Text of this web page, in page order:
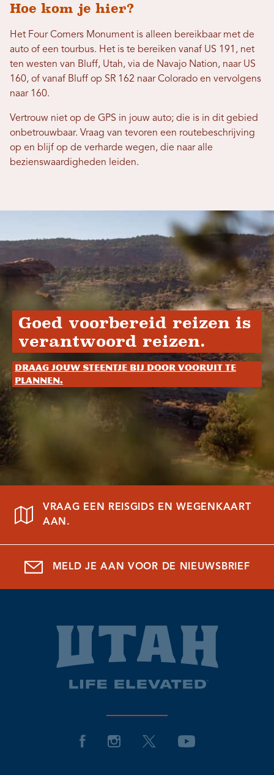
Hoe kom je hier?
Het Four Corners Monument is alleen bereikbaar met de
auto of een tourbus. Het is te bereiken vanaf US 191, net
ten westen van Bluff, Utah, via de Navajo Nation, naar US
160, of vanaf Bluff op SR 162 naar Colorado en vervolgens
naar 160.
Vertrouw niet op de GPS in jouw auto; die is in dit gebied
onbetrouwbaar. Vraag van tevoren een routebeschrijving
op en blijf op de verharde wegen, die naar alle
bezienswaardigheden leiden.
Goed voorbereid reizen is
verantwoord reizen.
Draag jouw steentje bij door vooruit te
plannen.
VRAAG EEN REISGIDS EN WEGENKAART
AAN.
MELD JE AAN VOOR DE NIEUWSBRIEF